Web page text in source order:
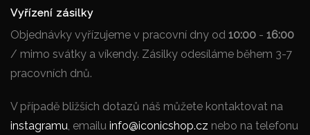
Vyřízení zásilky
Objednávky vyřízujeme v pracovní dny od 10:00 - 16:00
/ mimo svátky a víkendy. Zásilky odesíláme během 3-7
pracovních dnů.
V případě bližších dotazů náš můžete kontaktovat na
instagramu, emailu info@iconicshop.cz nebo na telefonu